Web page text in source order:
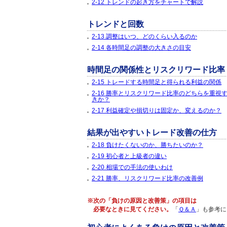
2-12 トレンドの起き方をチャートで解説
トレンドと回数
2-13 調整はいつ、どのくらい入るのか
2-14 各時間足の調整の大きさの目安
時間足の関係性とリスクリワード比率
2-15 トレードする時間足と得られる利益の関係
2-16 勝率とリスクリワード比率のどちらを重視
きか？
2-17 利益確定や損切りは固定か、変えるのか？
結果が出やすいトレード改善の仕方
2-18 負けたくないのか、勝ちたいのか？
2-19 初心者と上級者の違い
2-20 相場での手法の使いわけ
2-21 勝率、リスクリワード比率の改善例
※次の「負けの原因と改善策」の項目は
必要なときに見てください。
「 Ｑ＆Ａ 」も参考